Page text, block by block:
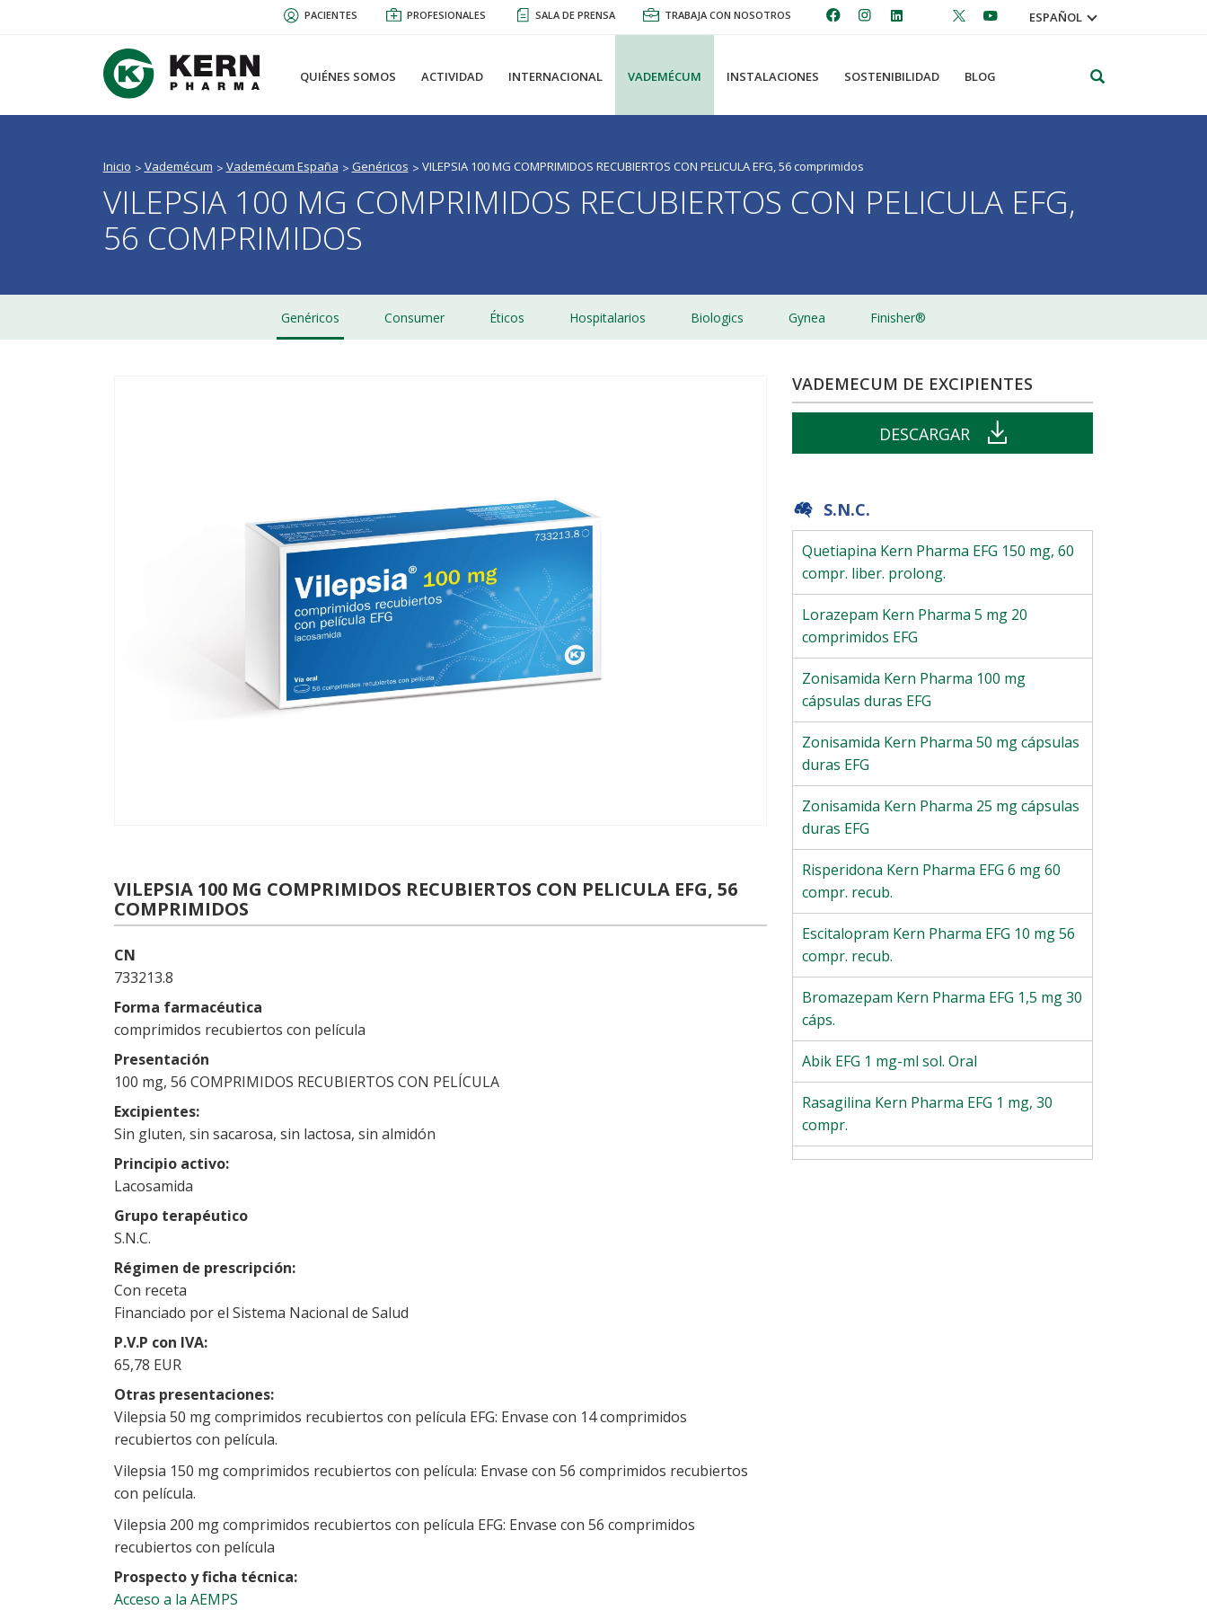
PACIENTES PROFESIONALES SALA DE PRENSA TRABAJA CON NOSOTROS ESPAÑOL
QUIÉNES SOMOS ACTIVIDAD INTERNACIONAL VADEMÉCUM INSTALACIONES SOSTENIBILIDAD BLOG
Inicio Vademécum Vademécum España Genéricos VILEPSIA 100 MG COMPRIMIDOS RECUBIERTOS CON PELICULA EFG, 56 comprimidos
VILEPSIA 100 MG COMPRIMIDOS RECUBIERTOS CON PELICULA EFG,
56 COMPRIMIDOS
Genéricos Consumer Éticos Hospitalarios Biologics Gynea Finisher®
VADEMECUM DE EXCIPIENTES
DESCARGAR
S.N.C.
Quetiapina Kern Pharma EFG 150 mg, 60
compr. liber. prolong.
Lorazepam Kern Pharma 5 mg 20
comprimidos EFG
Zonisamida Kern Pharma 100 mg
cápsulas duras EFG
Zonisamida Kern Pharma 50 mg cápsulas
duras EFG
Zonisamida Kern Pharma 25 mg cápsulas
duras EFG
Risperidona Kern Pharma EFG 6 mg 60
compr. recub.
Escitalopram Kern Pharma EFG 10 mg 56
compr. recub.
Bromazepam Kern Pharma EFG 1,5 mg 30
cáps.
Abik EFG 1 mg-ml sol. Oral
Rasagilina Kern Pharma EFG 1 mg, 30
compr.
Gabapentina Kern Pharma EFG 400 mg,
VILEPSIA 100 MG COMPRIMIDOS RECUBIERTOS CON PELICULA EFG, 56
COMPRIMIDOS
CN
733213.8
Forma farmacéutica
comprimidos recubiertos con película
Presentación
100 mg, 56 COMPRIMIDOS RECUBIERTOS CON PELÍCULA
Excipientes
Sin gluten, sin sacarosa, sin lactosa, sin almidón
Principio activo
Lacosamida
Grupo terapéutico
S.N.C.
Régimen de prescripción
Con receta
Financiado por el Sistema Nacional de Salud
P.V.P con IVA
65,78 EUR
Otras presentaciones
Vilepsia 50 mg comprimidos recubiertos con película EFG: Envase con 14 comprimidos
recubiertos con película.
Vilepsia 150 mg comprimidos recubiertos con película: Envase con 56 comprimidos recubiertos
con película.
Vilepsia 200 mg comprimidos recubiertos con película EFG: Envase con 56 comprimidos
recubiertos con película
Prospecto y ficha técnica
Acceso a la AEMPS